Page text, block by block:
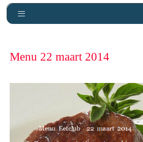
Menu 22 maart 2014